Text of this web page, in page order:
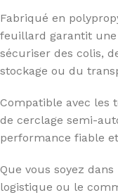
Fabriqué en
feuillard garantit
sécuriser des colis,
stockage ou du
Compatible avec les
de cerclage semi-
performance fiable
Que vous soyez
logistique ou le